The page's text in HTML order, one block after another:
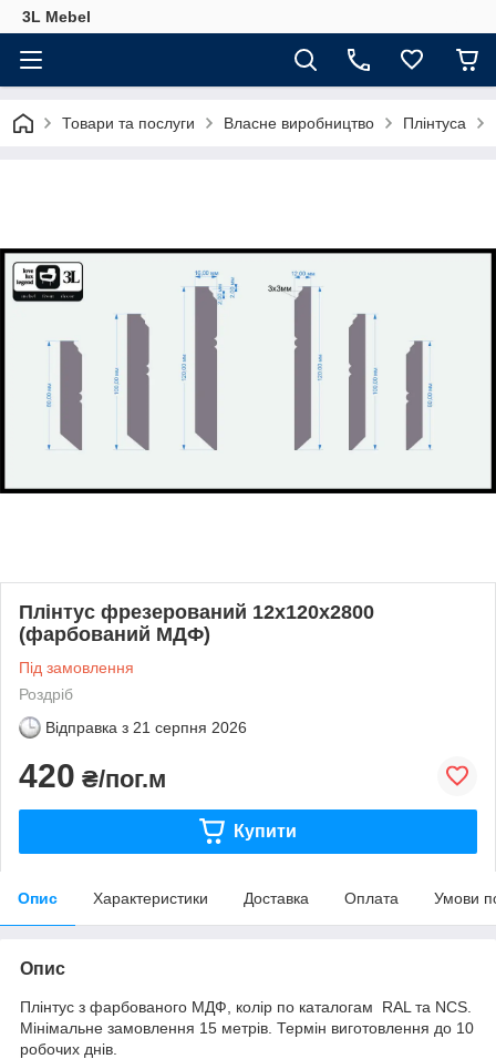
3L Mebel
Товари та послуги Власне виробництво Плінтуса
Плінтус фрезерований 12х120х2800
(фарбований МДФ)
Під замовлення
Роздріб
Відправка з 21 серпня 2026
420 ₴/пог.м
Купити
Опис Характеристики Доставка Оплата Умови
Опис
Плінтус з фарбованого МДФ, колір по каталогам RAL та NCS.
Мінімальне замовлення 15 метрів. Термін виготовлення до 10
робочих днів.